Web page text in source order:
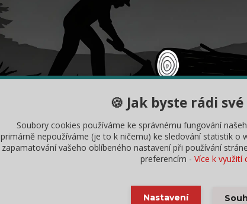
Jak vybrat správný řetěz
🍪 Jak byste rádi
Soubory cookies používáme ke správnému fungování
primárně nepoužíváme (je to k ničemu) ke sledování statistik o
zapamatování vašeho oblíbeného nastavení při používání
preferencím - Více k využití
Nastavení